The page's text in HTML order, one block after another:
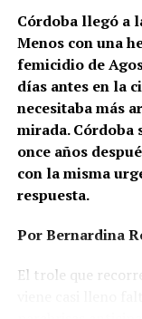
de manera
LGBT en general
trans”, describe
violencia y
discursos
la violencia hacia
Esa realidad se
director y
Tolomocho –que
discapacidad–,
silenciosas y
Córdoba llegó a
Menos con una
femicidio de
días antes en la
necesitaba más
mirada. Córdoba
once años
con la misma
respuesta.
Por Bernardina
El trole que